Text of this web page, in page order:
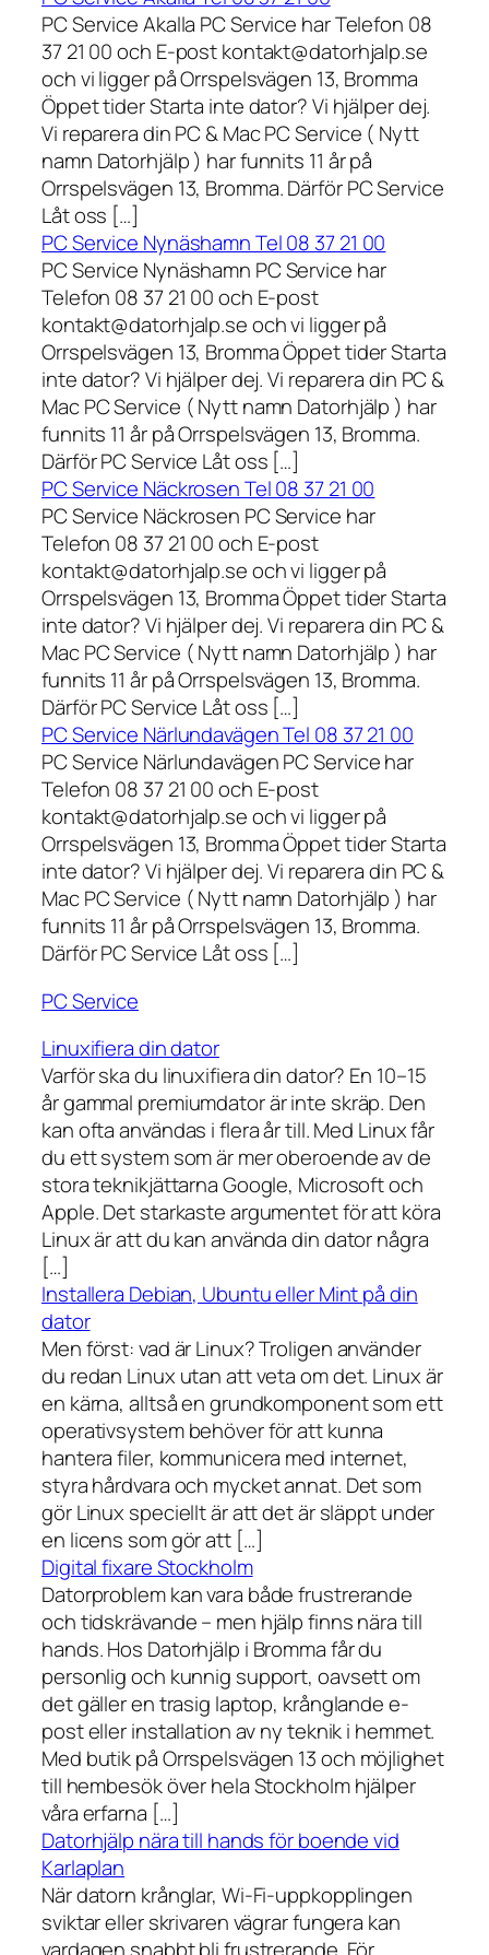
PC Service Akalla PC Service har Telefon 08
37 21 00 och E-post kontakt@datorhjalp.se
och vi ligger på Orrspelsvägen 13, Bromma
Öppet tider Starta inte dator? Vi hjälper dej.
Vi reparera din PC & Mac PC Service ( Nytt
namn Datorhjälp ) har funnits 11 år på
Orrspelsvägen 13, Bromma. Därför PC Service
Låt oss […]
PC Service Nynäshamn Tel 08 37 21 00
PC Service Nynäshamn PC Service har
Telefon 08 37 21 00 och E-post
kontakt@datorhjalp.se och vi ligger på
Orrspelsvägen 13, Bromma Öppet tider Starta
inte dator? Vi hjälper dej. Vi reparera din PC &
Mac PC Service ( Nytt namn Datorhjälp ) har
funnits 11 år på Orrspelsvägen 13, Bromma.
Därför PC Service Låt oss […]
PC Service Näckrosen Tel 08 37 21 00
PC Service Näckrosen PC Service har
Telefon 08 37 21 00 och E-post
kontakt@datorhjalp.se och vi ligger på
Orrspelsvägen 13, Bromma Öppet tider Starta
inte dator? Vi hjälper dej. Vi reparera din PC &
Mac PC Service ( Nytt namn Datorhjälp ) har
funnits 11 år på Orrspelsvägen 13, Bromma.
Därför PC Service Låt oss […]
PC Service Närlundavägen Tel 08 37 21 00
PC Service Närlundavägen PC Service har
Telefon 08 37 21 00 och E-post
kontakt@datorhjalp.se och vi ligger på
Orrspelsvägen 13, Bromma Öppet tider Starta
inte dator? Vi hjälper dej. Vi reparera din PC &
Mac PC Service ( Nytt namn Datorhjälp ) har
funnits 11 år på Orrspelsvägen 13, Bromma.
Därför PC Service Låt oss […]
PC Service
Linuxifiera din dator
Varför ska du linuxifiera din dator? En 10–15
år gammal premiumdator är inte skräp. Den
kan ofta användas i flera år till. Med Linux får
du ett system som är mer oberoende av de
stora teknikjättarna Google, Microsoft och
Apple. Det starkaste argumentet för att köra
Linux är att du kan använda din dator några
[…]
Installera Debian, Ubuntu eller Mint på din
dator
Men först: vad är Linux? Troligen använder
du redan Linux utan att veta om det. Linux är
en kärna, alltså en grundkomponent som ett
operativsystem behöver för att kunna
hantera filer, kommunicera med internet,
styra hårdvara och mycket annat. Det som
gör Linux speciellt är att det är släppt under
en licens som gör att […]
Digital fixare Stockholm
Datorproblem kan vara både frustrerande
och tidskrävande – men hjälp finns nära till
hands. Hos Datorhjälp i Bromma får du
personlig och kunnig support, oavsett om
det gäller en trasig laptop, krånglande e-
post eller installation av ny teknik i hemmet.
Med butik på Orrspelsvägen 13 och möjlighet
till hembesök över hela Stockholm hjälper
våra erfarna […]
Datorhjälp nära till hands för boende vid
Karlaplan
När datorn krånglar, Wi-Fi-uppkopplingen
sviktar eller skrivaren vägrar fungera kan